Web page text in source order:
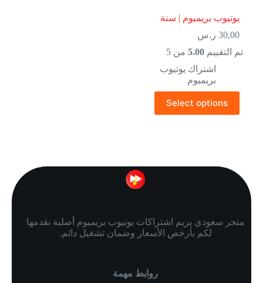
يوتيوب بريميوم | سنة
30,00 ر.س
تم التقييم5.00من 5
اشتراك يوتيوب
بريميوم
Select options
متجر سعودي بريم اشتراكات يوتيوب بريميوم أصلية نقدمها
لكم بأرخص الأسعار وضمان تشغيل دائم.
روابط مهمة